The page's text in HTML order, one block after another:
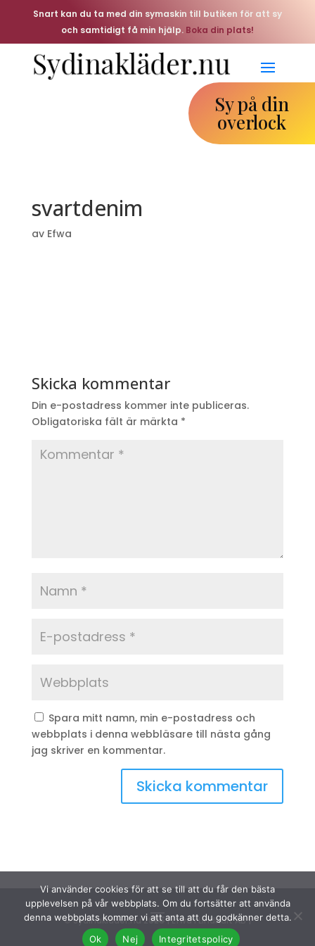
Snart kan du ta med din symaskin till butiken för att sy
och samtidigt få min hjälp. Boka din plats!
Sy på din
overlock
svartdenim
av Efwa
Skicka kommentar
Din e-postadress kommer inte publiceras.
Obligatoriska fält är märkta *
Spara mitt namn, min e-postadress och
webbplats i denna webbläsare till nästa gång
jag skriver en kommentar.
© Sydinakläder.nu 2026 | Efwa i Lindhult AB |
Vi använder cookies för att se till att du får den bästa
upplevelsen på vår webbplats. Om du fortsätter att använda
denna webbplats kommer vi att anta att du godkänner detta.
Ok
Nej Integritetspolicy